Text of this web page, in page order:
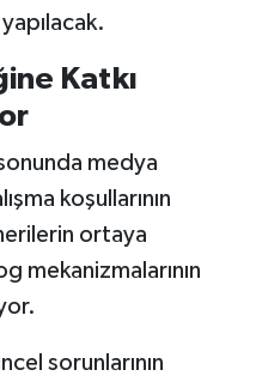
Katkı
medya
koşullarının
ortaya
mekanizmalarının
sorunlarının